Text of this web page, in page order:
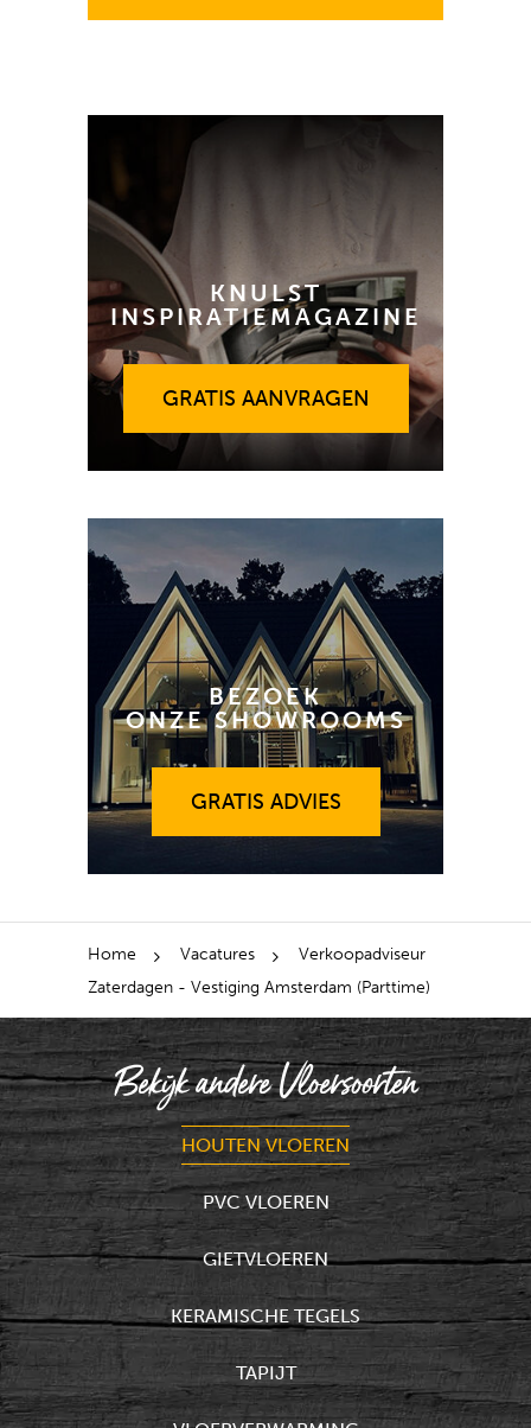
KNULST
INSPIRATIEMAGAZINE
GRATIS AANVRAGEN
GRATIS AANVRAGEN
BEZOEK
ONZE SHOWROOMS
GRATIS ADVIES
GRATIS ADVIES
Home Vacatures
Verkoopadviseur
Zaterdagen - Vestiging Amsterdam (Parttime)
Bekijk andere Vloersoorten
HOUTEN VLOEREN
PVC VLOEREN
GIETVLOEREN
KERAMISCHE TEGELS
TAPIJT